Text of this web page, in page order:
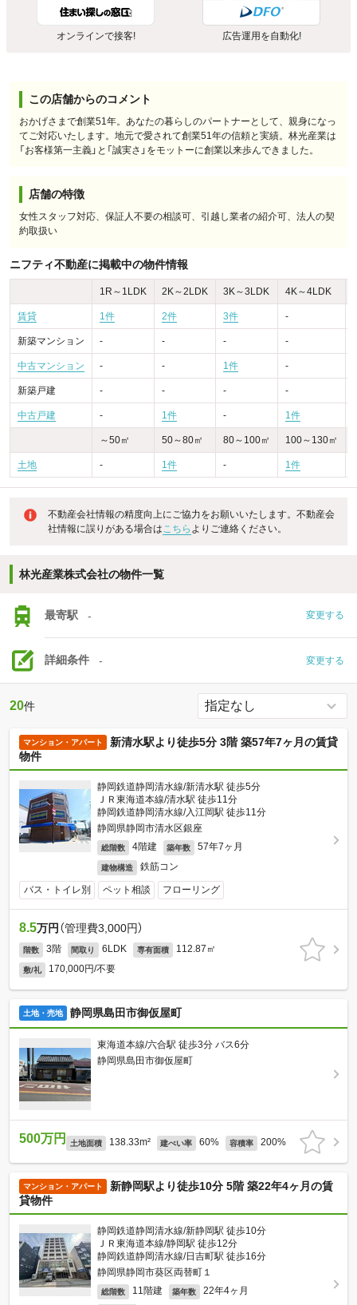
オンラインで接客! 広告運用を自動化!
この店舗からのコメント
おかげさまで創業51年。あなたの暮らしのパートナーとして、親身になっ
てご対応いたします。地元で愛されて創業51年の信頼と実績。林光産業は
「お客様第一主義」と「誠実さ」をモットーに創業以来歩んできました。
店舗の特徴
女性スタッフ対応、保証人不要の相談可、引越し業者の紹介可、法人の契
約取扱い
ニフティ不動産に掲載中の物件情報
1R～1LDK 2K～2LDK 3K～3LDK 4K～4LDK
賃貸 1件 2件 3件 -
新築マンション - - - -
中古マンション - - 1件 -
新築戸建 - - - -
中古戸建 - 1件 - 1件
～50㎡ 50～80㎡ 80～100㎡ 100～130㎡
土地 - 1件 - 1件
不動産会社情報の精度向上にご協力をお願いいたします。不動産会
社情報に誤りがある場合はこちら よりご連絡ください。
林光産業株式会社の物件一覧
最寄駅 - 変更する
詳細条件 - 変更する
20件
マンション・アパート
新清水駅より徒歩5分 3階 築57年7ヶ月の賃貸
物件
静岡鉄道静岡清水線/新清水駅 徒歩5分
ＪＲ東海道本線/清水駅 徒歩11分
静岡鉄道静岡清水線/入江岡駅 徒歩11分
静岡県静岡市清水区銀座
総階数 4階建 築年数 57年7ヶ月
建物構造 鉄筋コン
バス・トイレ別 ペット相談 フローリング
8.5万円 （管理費3,000円）
階数 3階 間取り 6LDK 専有面積 112.87㎡
敷/礼 170,000円/不要
土地・売地 静岡県島田市御仮屋町
東海道本線/六合駅 徒歩3分 バス6分
静岡県島田市御仮屋町
500万円 土地面積 138.33m² 建ぺい率 60% 容積率 200%
マンション・アパート
新静岡駅より徒歩10分 5階 築22年4ヶ月の賃
貸物件
静岡鉄道静岡清水線/新静岡駅 徒歩10分
ＪＲ東海道本線/静岡駅 徒歩12分
静岡鉄道静岡清水線/日吉町駅 徒歩16分
静岡県静岡市葵区両替町１
総階数 11階建 築年数 22年4ヶ月